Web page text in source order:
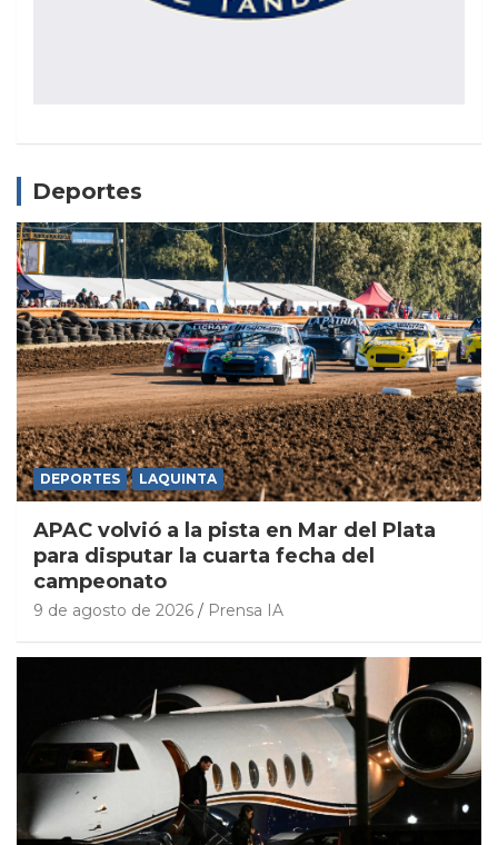
Deportes
DEPORTES LAQUINTA
APAC volvió a la pista en Mar del Plata
para disputar la cuarta fecha del
campeonato
9 de agosto de 2026 Prensa IA